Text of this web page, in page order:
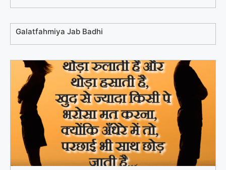
Galatfahmiya Jab Badhi